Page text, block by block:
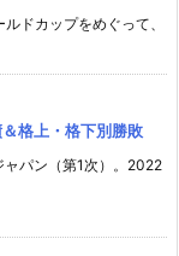
ドカップをめぐって、
格上・格下別勝敗
パン（第1次）。2022